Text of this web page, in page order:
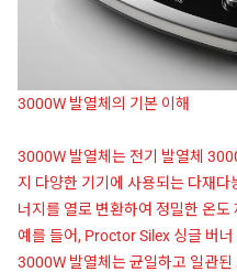
3000W 발열체의 기본 이해
3000W 발열체는 전기 발열체
지 다양한 기기에 사용되는 다재
너지를 열로 변환하여 정밀한 온
예를 들어, Proctor Silex 싱글 버
3000W 발열체는 균일하고 일관